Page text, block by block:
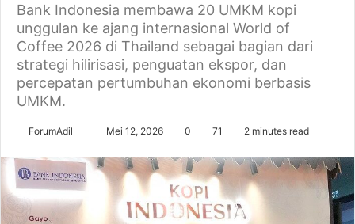
Bank Indonesia membawa 20 UMKM kopi
unggulan ke ajang internasional World of
Coffee 2026 di Thailand sebagai bagian dari
strategi hilirisasi, penguatan ekspor, dan
percepatan pertumbuhan ekonomi berbasis
UMKM.
ForumAdil
email
Mei 12, 2026 0 71 2 minutes read